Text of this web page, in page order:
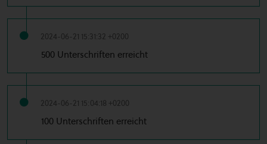
2024-06-21 15:31:32 +0200
500 Unterschriften erreicht
2024-06-21 15:04:18 +0200
100 Unterschriften erreicht